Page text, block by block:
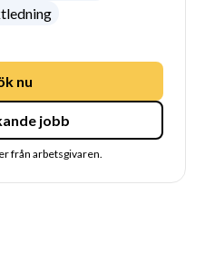
nu
jobb
från arbetsgivaren.